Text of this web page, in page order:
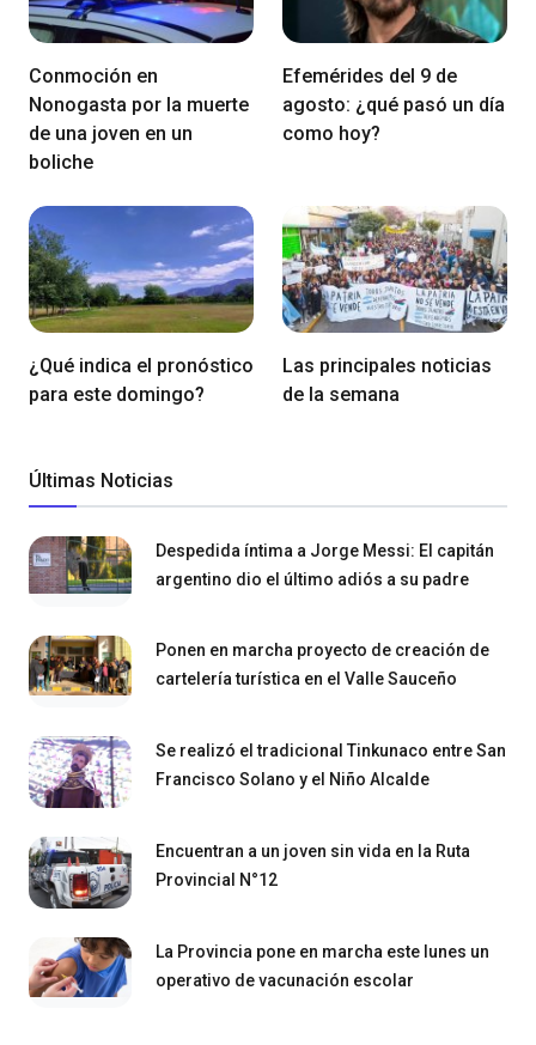
Conmoción en
Nonogasta por la muerte
de una joven en un
boliche
Efemérides del 9 de
agosto: ¿qué pasó un día
como hoy?
¿Qué indica el pronóstico
para este domingo?
Las principales noticias
de la semana
Últimas Noticias
Despedida íntima a Jorge Messi: El capitán
argentino dio el último adiós a su padre
Ponen en marcha proyecto de creación de
cartelería turística en el Valle Sauceño
Se realizó el tradicional Tinkunaco entre San
Francisco Solano y el Niño Alcalde
Encuentran a un joven sin vida en la Ruta
Provincial N°12
La Provincia pone en marcha este lunes un
operativo de vacunación escolar